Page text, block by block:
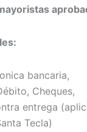
bancaria,
Cheques,
entrega (
Tecla)